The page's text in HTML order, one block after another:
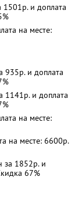
1501р. и доплата
на месте:
935р. и доплата
1141р. и доплата
на месте:
на месте: 6600р.
за 1852р. и
67%